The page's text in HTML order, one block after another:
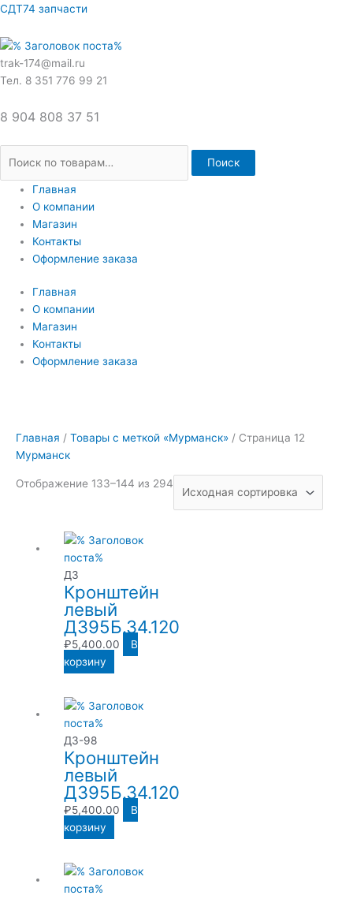
Перейти
содержимому
СДТ74 запчасти
trak-174@mail.ru
Тел. 8 351 776 99 21
8 904 808 37 51
Искать:
Поиск
Главная
О компании
Магазин
Контакты
Оформление заказа
Главная
О компании
Магазин
Контакты
Оформление заказа
Главная / Товары с меткой «Мурманск» / Страница 12
Мурманск
Отображение 133–144 из 294
ДЗ
Кронштейн
левый
Д395Б.34.120
₽5,400.00
В
корзину
ДЗ-98
Кронштейн
левый
Д395Б.34.120
₽5,400.00
В
корзину